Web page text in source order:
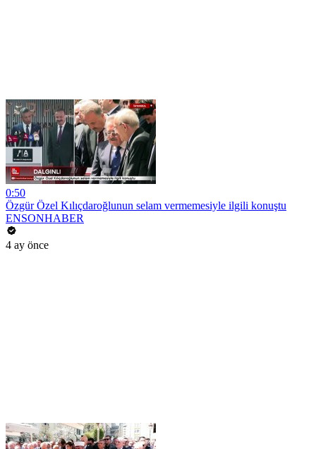
0:50
Özgür Özel Kılıçdaroğlunun selam vermemesiyle ilgili konuştu
ENSONHABER
4 ay önce